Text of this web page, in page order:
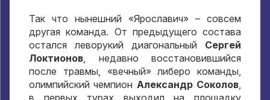
Так что нынешний «Ярославич» – совсем
другая команда. От предыдущего состава
остался леворукий диагональный Сергей
Локтионов , недавно восстановившийся
после травмы, «вечный» либеро команды,
олимпийский чемпион Александр Соколов
в первых турах выходил на площадку